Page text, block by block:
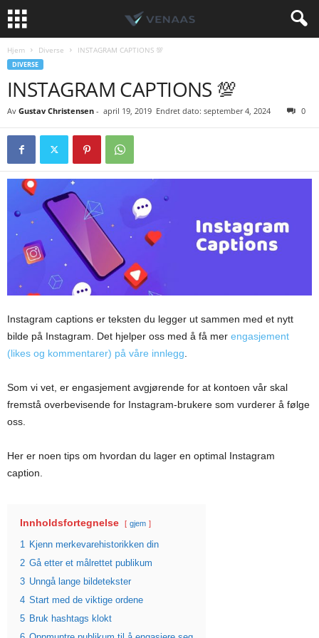
Hjem Diverse INSTAGRAM CAPTIONS 💯
DIVERSE
INSTAGRAM CAPTIONS 💯
Av Gustav Christensen - april 19, 2019 Endret dato: september 4, 2024 0
Instagram captions er teksten du legger ut sammen med et nytt
bilde på Instagram. Det hjelper oss med å få mer engasjement
(likes og kommentarer) på våre innlegg
Som vi vet, er engasjement avgjørende for at kontoen vår skal
fremstå overbevisende for Instagram-brukere som vurderer å følge
oss.
Her er noen tips om hvordan du lager en optimal Instagram
caption.
Innholdsfortegnelse gjem
1 Kjenn merkevarehistorikken din
2 Gå etter et målrettet publikum
3 Unngå lange bildetekster
4 Start med de viktige ordene
5 Bruk hashtags klokt